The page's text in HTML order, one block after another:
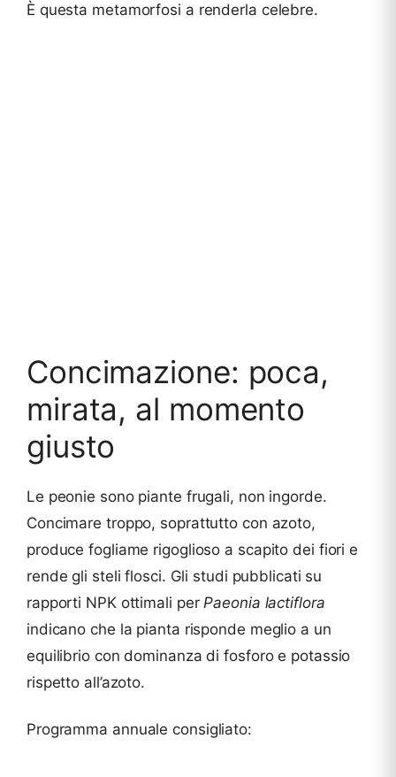
È questa metamorfosi a renderla celebre.
Concimazione: poca,
mirata, al momento
giusto
Le peonie sono piante frugali, non ingorde.
Concimare troppo, soprattutto con azoto,
produce fogliame rigoglioso a scapito dei fiori e
rende gli steli flosci. Gli studi pubblicati su
rapporti NPK ottimali per Paeonia lactiflora
indicano che la pianta risponde meglio a un
equilibrio con dominanza di fosforo e potassio
rispetto all’azoto.
Programma annuale consigliato: